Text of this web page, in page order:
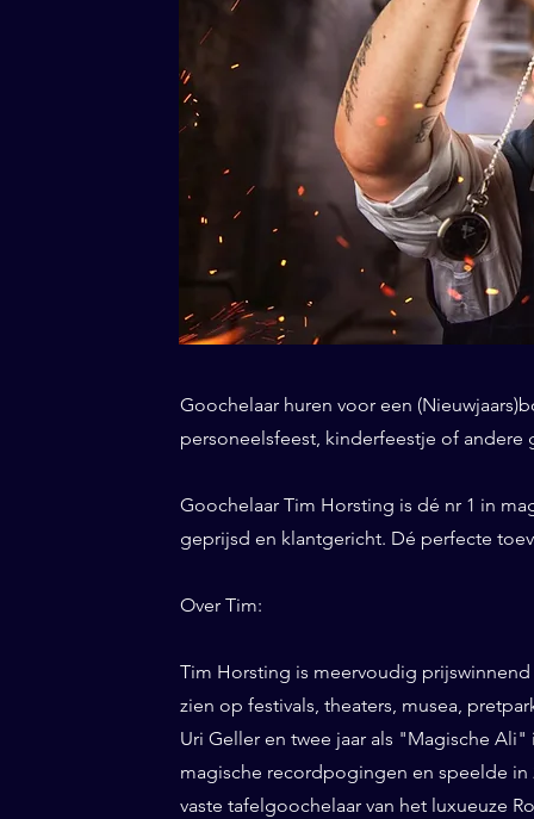
Goochelaar huren voor een
personeelsfeest, kinderfeestje of
Goochelaar Tim Horsting is dé nr 1 in
geprijsd en klantgericht. Dé perfecte
Over Tim:
Tim Horsting is meervoudig
zien op festivals, theaters, musea,
Uri Geller en twee jaar als "Magische
magische recordpogingen en speelde in
vaste tafelgoochelaar van het luxueuze